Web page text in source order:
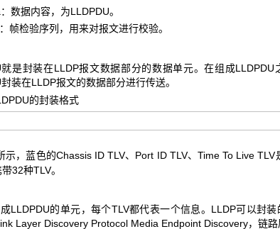
据内容，为LLDPDU。
检验序列，用来对报文进行校验。
就是封装在LLDP报文数据部分的数据单元。在组成
装在LLDP报文的数据部分进行传送。
的封装格式
示，蓝色的Chassis ID TLV、Port ID TLV、Time To Live
32种TLV。
LLDPDU的单元，每个TLV都代表一个信息。LLDP可以封
Layer Discovery Protocol Media Endpoint Discovery，链路